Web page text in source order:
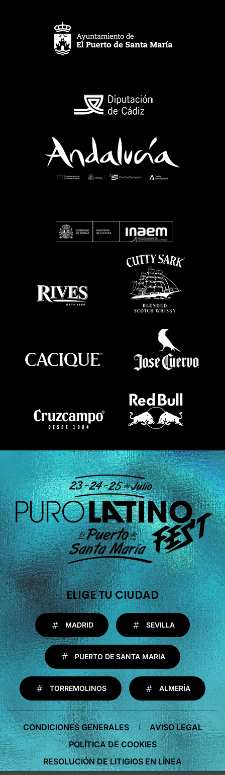
ELIGE TU CIUDAD
MADRID SEVILLA
PUERTO DE SANTA MARIA
TORREMOLINOS ALMERÍA
CONDICIONES GENERALES
AVISO LEGAL
POLÍTICA DE COOKIES
RESOLUCIÓN DE LITIGIOS EN LÍNEA